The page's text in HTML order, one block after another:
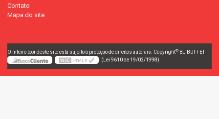
Contato
Mapa do site
O inteiro teor deste site está sujeito à proteção de direitos autorais. Copyright© BJ BUFFET
(Lei 9610 de 19/02/1998)